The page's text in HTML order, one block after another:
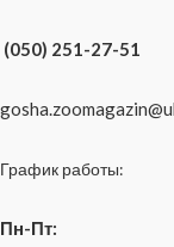
(050) 251-27-51
График работы:
Пн-Пт: